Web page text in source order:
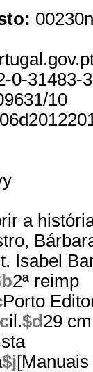
0-31483-3
10
a
Isabel
2ª reimp
Porto
il.$d 29 cm
$j